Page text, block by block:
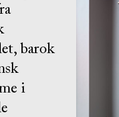
barok
i